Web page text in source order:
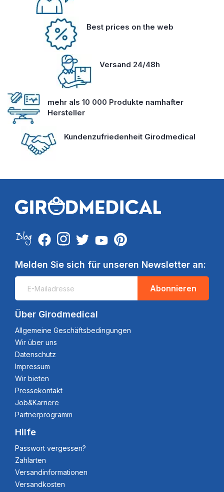
Best prices on the web
Versand 24/48h
mehr als 10 000 Produkte namhafter
Hersteller
Kundenzufriedenheit Girodmedical
Melden Sie sich für unseren Newsletter an:
Abonnieren
Über Girodmedical
Allgemeine Geschäftsbedingungen
Wir über uns
Datenschutz
Impressum
Wir bieten
Pressekontakt
Job&Karriere
Partnerprogramm
Hilfe
Passwort vergessen?
Zahlarten
Versandinformationen
Versandkosten